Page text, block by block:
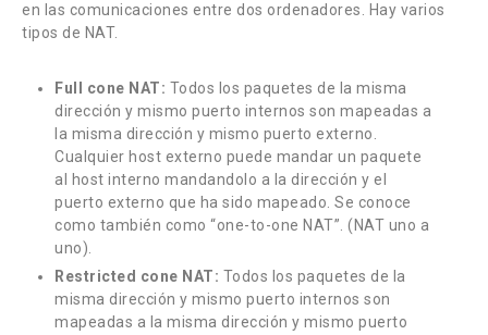
en las comunicaciones entre dos ordenadores. Hay varios
tipos de NAT.
Full cone NAT: Todos los paquetes de la misma
dirección y mismo puerto internos son mapeadas a
la misma dirección y mismo puerto externo.
Cualquier host externo puede mandar un paquete
al host interno mandandolo a la dirección y el
puerto externo que ha sido mapeado. Se conoce
como también como “one-to-one NAT”. (NAT uno a
uno).
Restricted cone NAT: Todos los paquetes de la
misma dirección y mismo puerto internos son
mapeadas a la misma dirección y mismo puerto